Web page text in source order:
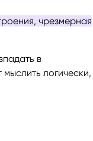
чрезмерная
в
логически,